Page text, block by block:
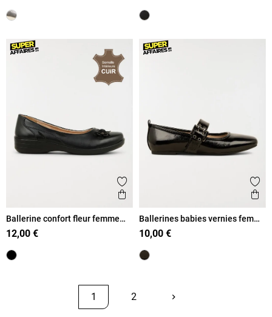
Ajouter aux favoris
Aperçu rapide
Ballerine confort fleur femme
(36-41)
12,00 €
Ballerines babies vernies femme
(36-41)
10,00 €
1 2 keyboard_arrow_rightSuivant